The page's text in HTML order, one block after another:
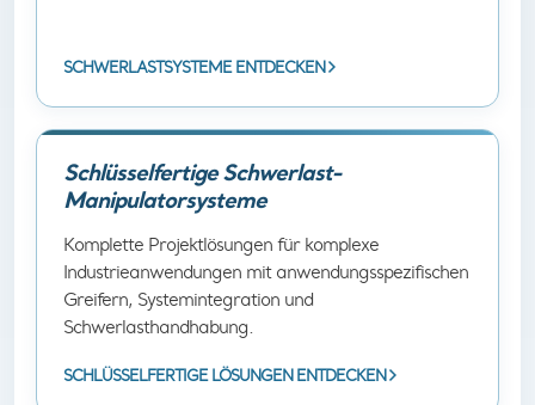
SCHWERLASTSYSTEME ENTDECKEN
Schlüsselfertige Schwerlast-
Manipulatorsysteme
Komplette Projektlösungen für komplexe
Industrieanwendungen mit anwendungsspezifischen
Greifern, Systemintegration und
Schwerlasthandhabung.
SCHLÜSSELFERTIGE LÖSUNGEN ENTDECKEN